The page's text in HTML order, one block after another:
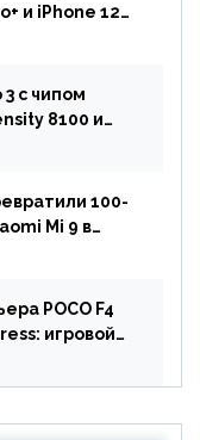
и iPhone 12
с чипом
8100 и
100-
Mi 9 в
POCO F4
игровой
1 по